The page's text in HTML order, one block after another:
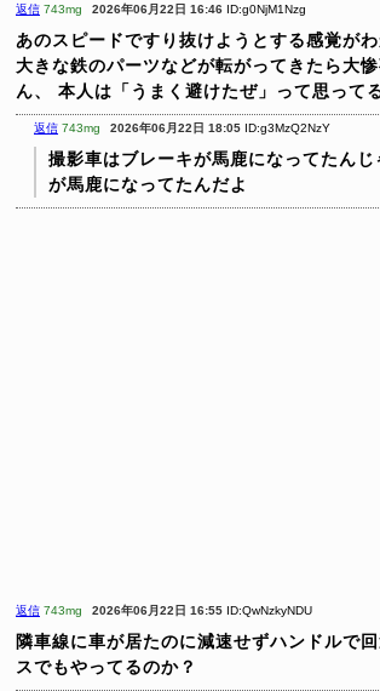
返信 743mg 2026年06月22日 16:46 ID:g0NjM1Nzg
あのスピードですり抜けようとする感覚がわ
大きな鉄のパーツなどが転がってきたら大
ん、
本人は「うまく避けたぜ」って思って
返信 743mg 2026年06月22日 18:05 ID:g3MzQ2NzY
撮影車はブレーキが馬鹿になってたん
が馬鹿になってたんだよ
返信 743mg 2026年06月22日 16:55 ID:QwNzkyNDU
隣車線に車が居たのに減速せずハンドルで
スでもやってるのか？